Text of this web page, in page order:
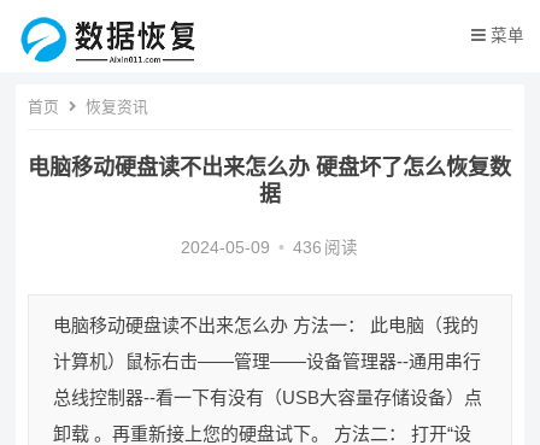
菜单
首页 恢复资讯
电脑移动硬盘读不出来怎么办 硬盘坏了怎么恢复数
据
2024-05-09 • 436 阅读
电脑移动硬盘读不出来怎么办 方法一： 此电脑（我的
计算机）鼠标右击——管理——设备管理器--通用串行
总线控制器--看一下有没有（USB大容量存储设备）点
卸载 。再重新接上您的硬盘试下。 方法二： 打开“设